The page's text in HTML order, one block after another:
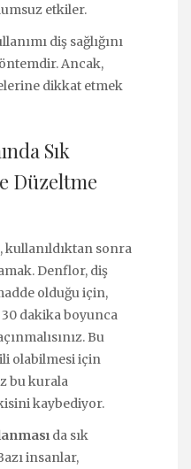
etkiler.
diş sağlığını
Ancak,
dikkat etmek
Sık
Düzeltme
kullanıldıktan sonra
Denflor, diş
olduğu için,
dakika boyunca
Bu
olabilmesi için
bu kurala
kaybediyor.
da sık
insanlar,